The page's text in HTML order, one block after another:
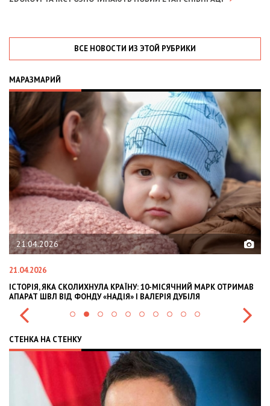
ВСЕ НОВОСТИ ИЗ ЭТОЙ РУБРИКИ
МАРАЗМАРИЙ
10-МІСЯЧНИЙ МАРК ОТРИМАВ
ВАЛЕРІЯ ДУБІЛЯ
02.02.2026
OLEKSII ABASOV: HOW UKRAINIAN
INTERNATIONAL INVESTMENTS AND
СТЕНКА НА СТЕНКУ